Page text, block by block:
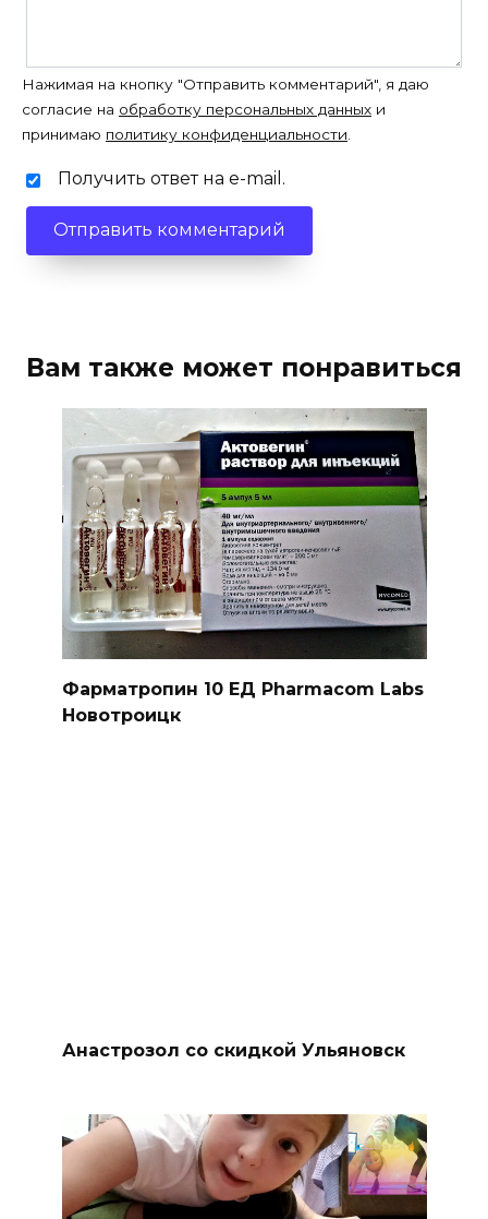
Нажимая на кнопку "Отправить комментарий", я даю
согласие на обработку персональных данных и
принимаю политику конфиденциальности
Получить ответ на e-mail.
Вам также может понравиться
Фарматропин 10 ЕД Pharmacom Labs
Новотроицк
Анастрозол со скидкой Ульяновск